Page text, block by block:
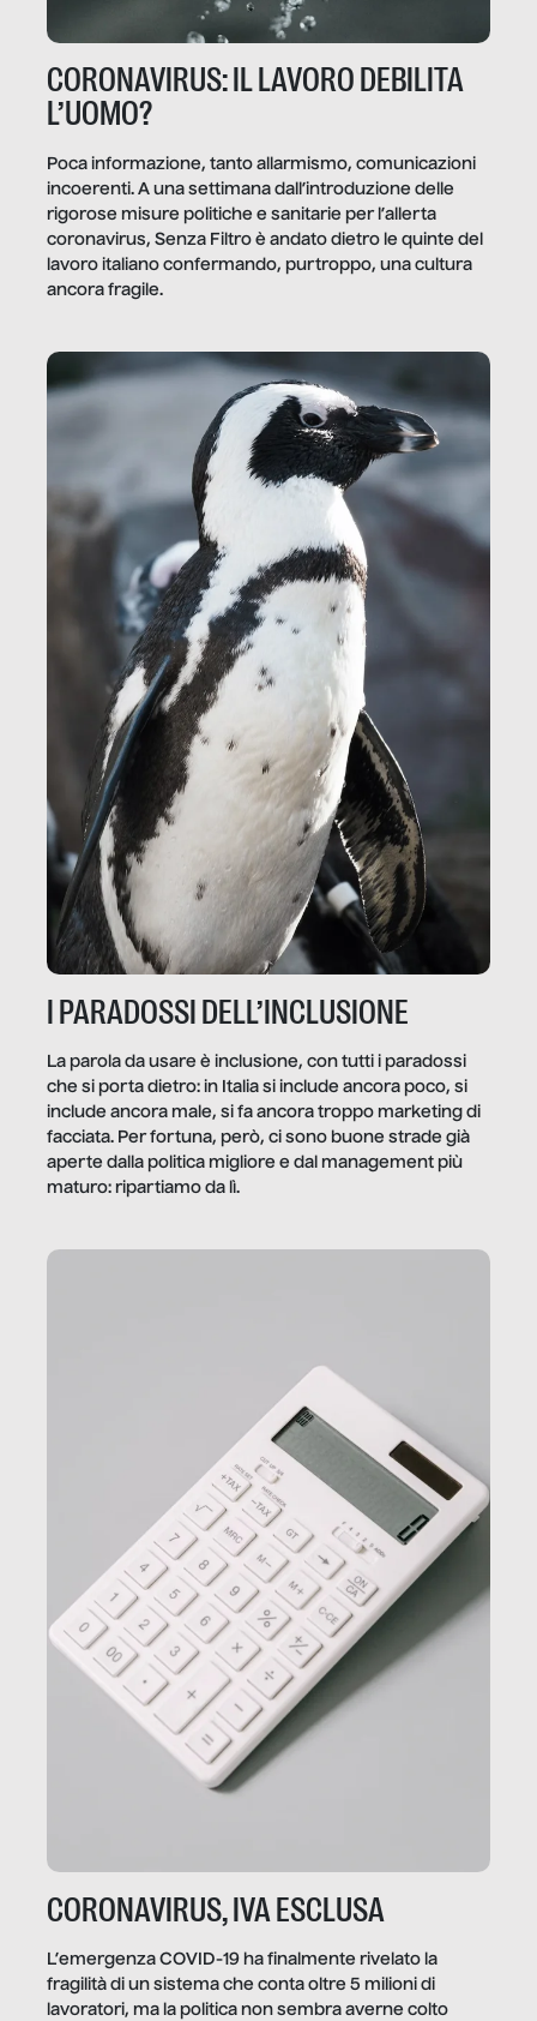
CORONAVIRUS: IL LAVORO DEBILITA
L’UOMO?
Poca informazione, tanto allarmismo, comunicazioni
incoerenti. A una settimana dall’introduzione delle
rigorose misure politiche e sanitarie per l’allerta
coronavirus, Senza Filtro è andato dietro le quinte del
lavoro italiano confermando, purtroppo, una cultura
ancora fragile.
I PARADOSSI DELL’INCLUSIONE
La parola da usare è inclusione, con tutti i paradossi
che si porta dietro: in Italia si include ancora poco, si
include ancora male, si fa ancora troppo marketing di
facciata. Per fortuna, però, ci sono buone strade già
aperte dalla politica migliore e dal management più
maturo: ripartiamo da lì.
CORONAVIRUS, IVA ESCLUSA
L’emergenza COVID-19 ha finalmente rivelato la
fragilità di un sistema che conta oltre 5 milioni di
lavoratori, ma la politica non sembra averne colto